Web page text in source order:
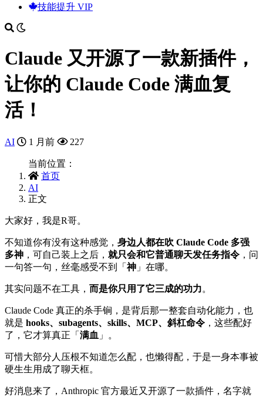
技能提升 VIP
Claude 又开源了一款新插件，
让你的 Claude Code 满血复
活！
AI 1 月前 227
当前位置：
首页
AI
正文
大家好，我是R哥。
不知道你有没有这种感觉， 身边人都在吹 Claude Code 多强
多神 ，可自己装上之后， 就只会和它普通聊天发任务指令 ，问
一句答一句，丝毫感受不到「神 」在哪。
其实问题不在工具， 而是你只用了它三成的功力。
Claude Code 真正的杀手锏，是背后那一整套自动化能力，也
就是 hooks、subagents、skills、MCP、斜杠命令 ，这些配好
了，它才算真正「 满血 」。
可惜大部分人压根不知道怎么配，也懒得配，于是一身本事被
硬生生用成了聊天框。
好消息来了，Anthropic 官方最近又开源了一款插件，名字就